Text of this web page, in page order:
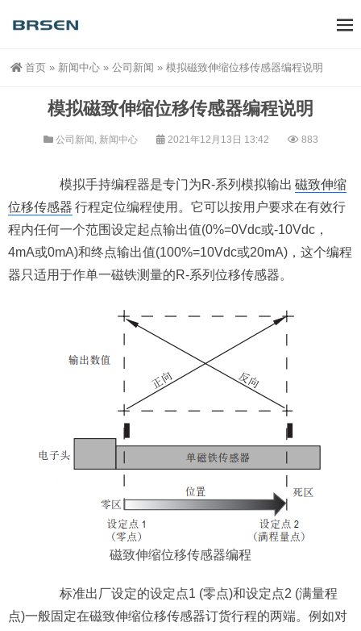
首页 » 新闻中心 » 公司新闻 » 模拟磁致伸缩位移传感器编程说明
模拟磁致伸缩位移传感器编程说明
公司新闻 , 新闻中心 2021年12月13日 13:42 883
模拟手持编程器是专门为R-系列模拟输出 磁致伸缩
位移传感器 行程定位编程使用。它可以按用户要求在有效行
程内任何一个范围设定起点输出值(0%=0Vdc或-10Vdc，
4mA或0mA)和终点输出值(100%=10Vdc或20mA)，这个编程
器只适用于作单一磁铁测量的R-系列位移传感器。
磁致伸缩位移传感器编程
标准出厂设定的设定点1 (零点)和设定点2 (满量程
点)一般固定在磁致伸缩位移传感器订货行程的两端。例如对